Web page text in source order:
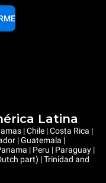
Latina
| Chile | Costa Rica |
| Guatemala |
| Peru | Paraguay |
part) | Trinidad and